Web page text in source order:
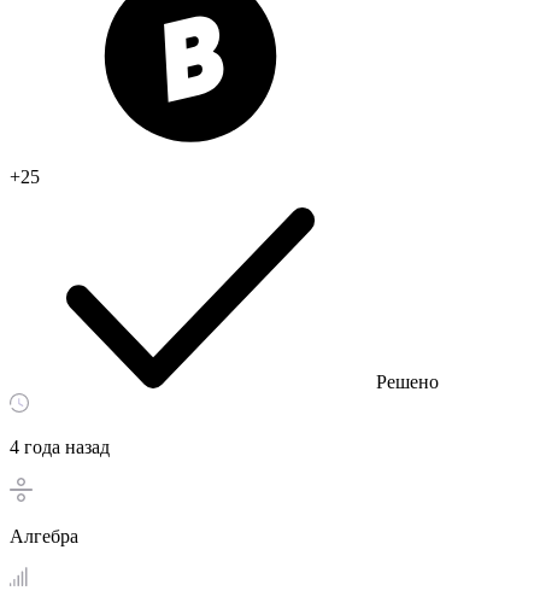
+25
Решено
4 года назад
Алгебра